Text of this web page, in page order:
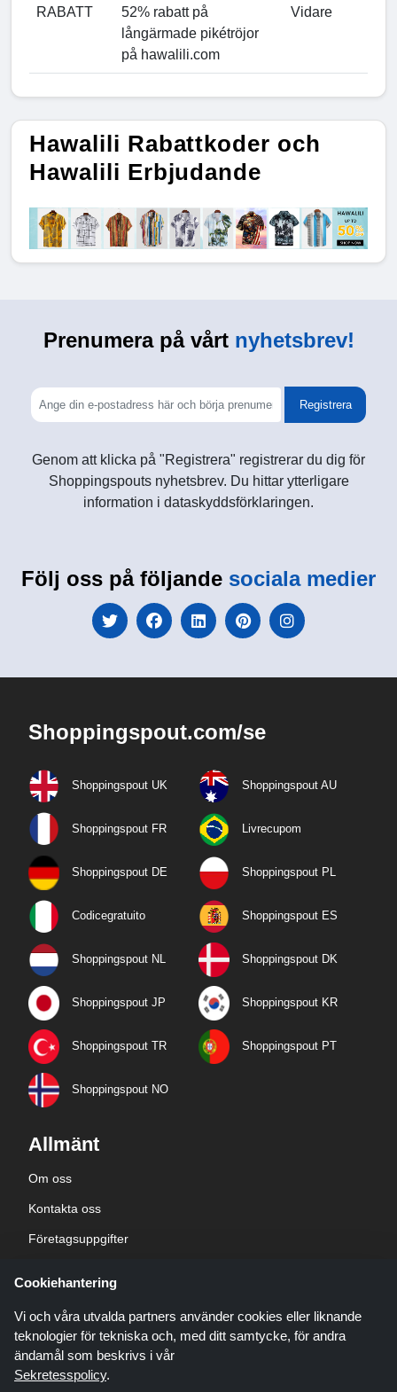
RABATT
52% rabatt på
långärmade pikétröjor
på hawalili.com
Vidare
Hawalili Rabattkoder och
Hawalili Erbjudande
Prenumera på vårtnyhetsbrev!
Registrera
Genom att klicka på "Registrera" registrerar du dig för
Shoppingspouts nyhetsbrev. Du hittar ytterligare
information i dataskyddsförklaringen.
Följ oss på följande sociala medier
Shoppingspout.com/se
Shoppingspout UK Shoppingspout AU
Shoppingspout FR Livrecupom
Shoppingspout DE Shoppingspout PL
Codicegratuito Shoppingspout ES
Shoppingspout NL Shoppingspout DK
Shoppingspout JP Shoppingspout KR
Shoppingspout TR Shoppingspout PT
Shoppingspout NO
Allmänt
Om oss
Kontakta oss
Företagsuppgifter
Cookiehantering
Vi och våra utvalda partners använder cookies eller liknande
teknologier för tekniska och, med ditt samtycke, för andra
ändamål som beskrivs i vår
Sekretesspolicy.